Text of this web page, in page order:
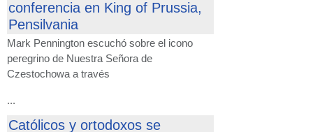
conferencia en King of Prussia,
Pensilvania
Mark Pennington escuchó sobre el icono
peregrino de Nuestra Señora de
Czestochowa a través
...
Católicos y ortodoxos se